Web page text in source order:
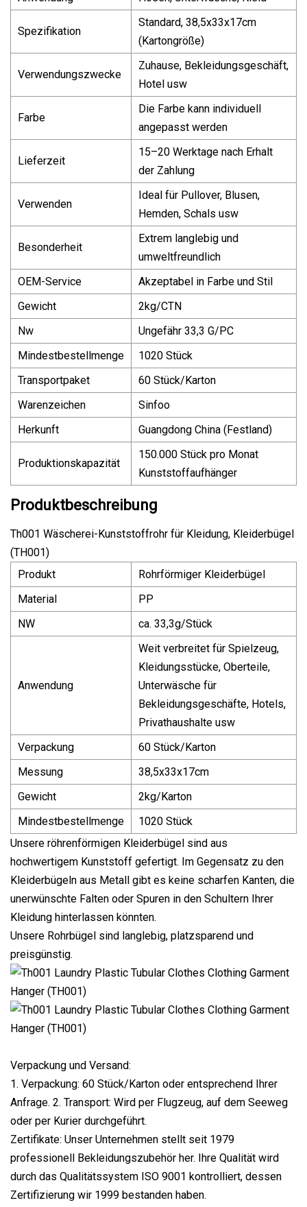
Spezifikation
Standard, 38,5x33x17cm
(Kartongröße)
Verwendungszwecke
Zuhause, Bekleidungsgeschäft,
Hotel usw
Farbe
Die Farbe kann individuell
angepasst werden
Lieferzeit
15–20 Werktage nach Erhalt
der Zahlung
Verwenden
Ideal für Pullover, Blusen,
Hemden, Schals usw
Besonderheit
Extrem langlebig und
umweltfreundlich
OEM-Service
Akzeptabel in Farbe und Stil
Gewicht
2kg/CTN
Nw
Ungefähr 33,3 G/PC
Mindestbestellmenge
1020 Stück
Transportpaket
60 Stück/Karton
Warenzeichen
Sinfoo
Herkunft
Guangdong China (Festland)
Produktionskapazität
150.000 Stück pro Monat
Kunststoffaufhänger
Produktbeschreibung
Th001 Wäscherei-Kunststoffrohr für Kleidung, Kleiderbügel
(TH001)
Produkt
Rohrförmiger Kleiderbügel
Material
PP
NW
ca. 33,3g/Stück
Anwendung
Weit verbreitet für Spielzeug,
Kleidungsstücke, Oberteile,
Unterwäsche für
Bekleidungsgeschäfte, Hotels,
Privathaushalte usw
Verpackung
60 Stück/Karton
Messung
38,5x33x17cm
Gewicht
2kg/Karton
Mindestbestellmenge
1020 Stück
Unsere röhrenförmigen Kleiderbügel sind aus
hochwertigem Kunststoff gefertigt. Im Gegensatz zu den
Kleiderbügeln aus Metall gibt es keine scharfen Kanten, die
unerwünschte Falten oder Spuren in den Schultern Ihrer
Kleidung hinterlassen könnten.
Unsere Rohrbügel sind langlebig, platzsparend und
preisgünstig.
Verpackung und Versand:
1. Verpackung: 60 Stück/Karton oder entsprechend Ihrer
Anfrage. 2. Transport: Wird per Flugzeug, auf dem Seeweg
oder per Kurier durchgeführt.
Zertifikate: Unser Unternehmen stellt seit 1979
professionell Bekleidungszubehör her. Ihre Qualität wird
durch das Qualitätssystem ISO 9001 kontrolliert, dessen
Zertifizierung wir 1999 bestanden haben.